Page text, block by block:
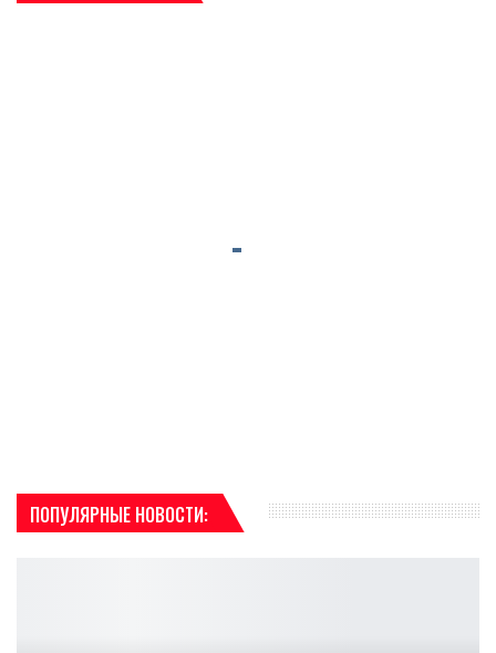
ПОПУЛЯРНЫЕ НОВОСТИ: